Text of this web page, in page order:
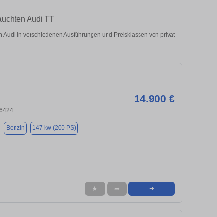
Audi TT
in verschiedenen Ausführungen und Preisklassen von privat
14.900 €
Benzin 147 kw (200 PS)
★ ➦ ➜